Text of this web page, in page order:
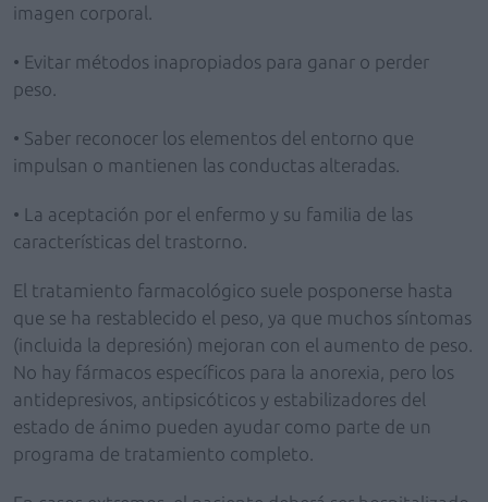
imagen corporal.
• Evitar métodos inapropiados para ganar o perder
peso.
• Saber reconocer los elementos del entorno que
impulsan o mantienen las conductas alteradas.
• La aceptación por el enfermo y su familia de las
características del trastorno.
El tratamiento farmacológico suele posponerse hasta
que se ha restablecido el peso, ya que muchos síntomas
(incluida la depresión) mejoran con el aumento de peso.
No hay fármacos específicos para la anorexia, pero los
antidepresivos, antipsicóticos y estabilizadores del
estado de ánimo pueden ayudar como parte de un
programa de tratamiento completo.